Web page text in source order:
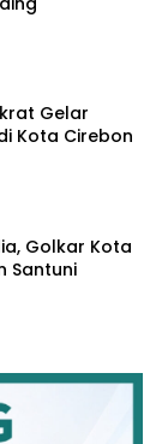
Gelar
Kota Cirebon
Golkar Kota
Santuni